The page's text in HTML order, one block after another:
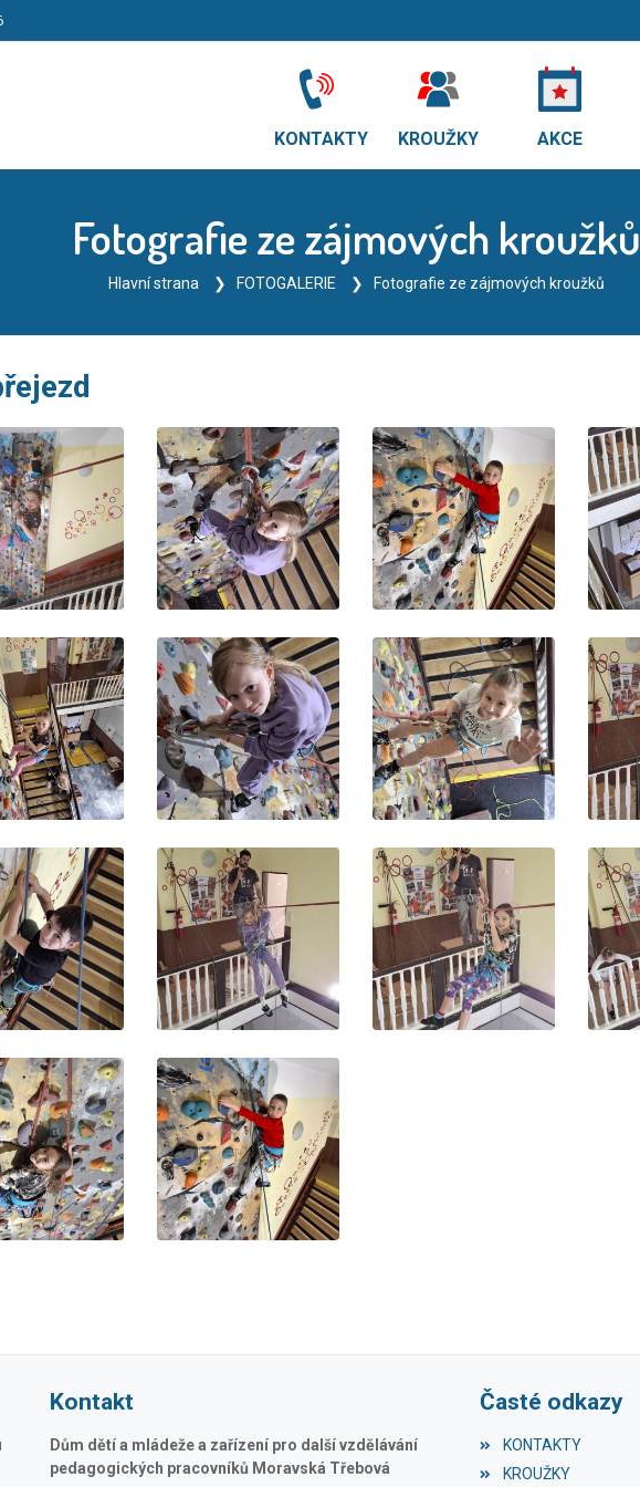
KONTAKTY KROUŽKY AKCE
Fotografie ze zájmových kroužků
Hlavní strana FOTOGALERIE Fotografie ze zájmových kroužků
Kontakt
Dům dětí a mládeže a zařízení pro další vzdělávání
pedagogických pracovníků Moravská Třebová
Časté odkazy
KONTAKTY
KROUŽKY